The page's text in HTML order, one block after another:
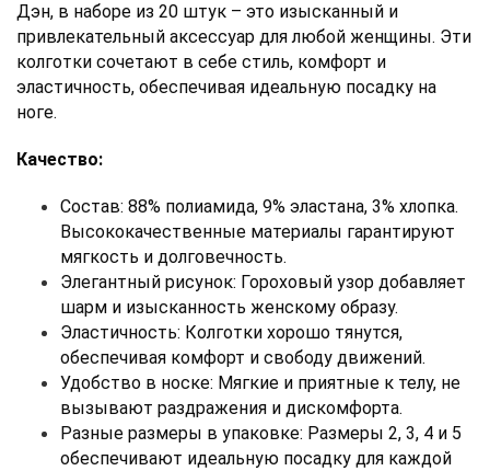
Дэн, в наборе из 20 штук – это изысканный и
привлекательный аксессуар для любой женщины. Эти
колготки сочетают в себе стиль, комфорт и
эластичность, обеспечивая идеальную посадку на
ноге.
Качество:
Состав: 88% полиамида, 9% эластана, 3% хлопка.
Высококачественные материалы гарантируют
мягкость и долговечность.
Элегантный рисунок: Гороховый узор добавляет
шарм и изысканность женскому образу.
Эластичность: Колготки хорошо тянутся,
обеспечивая комфорт и свободу движений.
Удобство в носке: Мягкие и приятные к телу, не
вызывают раздражения и дискомфорта.
Разные размеры в упаковке: Размеры 2, 3, 4 и 5
обеспечивают идеальную посадку для каждой